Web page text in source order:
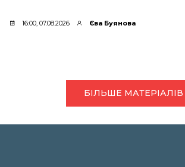
16:00, 07.08.2026 Єва Буянова
БІЛЬШЕ МАТЕРІАЛІВ